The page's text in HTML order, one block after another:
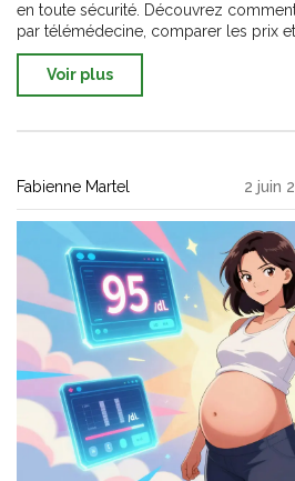
en toute sécurité. Découvrez
par télémédecine, comparer les prix
Voir plus
Fabienne Martel 2 juin